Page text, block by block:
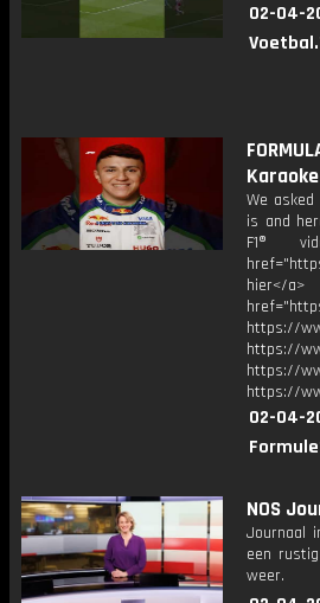
02-04-
We
is and
F1®
hier</
https://
https://
https://
https://
02-04-
NOS
Journaal
een
weer.